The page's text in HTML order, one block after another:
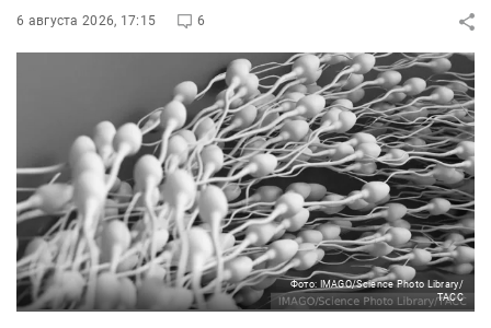
6 августа 2026, 17:15 6
Фото: IMAGO/Science Photo Library/
ТАСС